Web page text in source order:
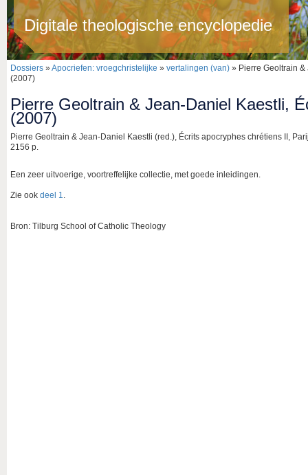
Digitale theologische encyclopedie
Dossiers »Apocriefen: vroegchristelijke » vertalingen (van) » Pierre Geoltrain
(2007)
Pierre Geoltrain & Jean-Daniel Kaestli,
(2007)
Pierre Geoltrain & Jean-Daniel Kaestli (red.), Écrits apocryphes chrétiens II,
2156 p.
Een zeer uitvoerige, voortreffelijke collectie, met goede inleidingen.
Zie ook deel 1.
Bron: Tilburg School of Catholic Theology